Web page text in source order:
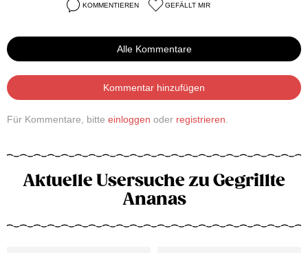
KOMMENTIEREN GEFÄLLT MIR
Alle Kommentare
Kommentar hinzufügen
Für Kommentare, bitte einloggen oder registrieren
Aktuelle Usersuche zu Gegrillte
Ananas